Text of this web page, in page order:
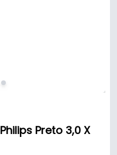
Preto 3,0 X